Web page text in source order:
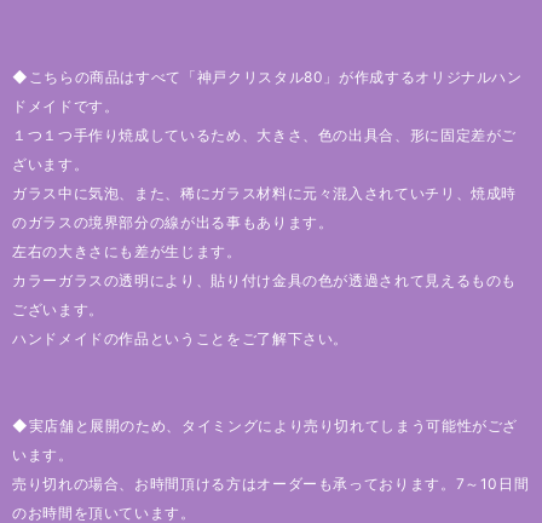
◆こちらの商品はすべて「神戸クリスタル80」が作成するオリジナルハン
ドメイドです。
１つ１つ手作り焼成しているため、大きさ、色の出具合、形に固定差がご
ざいます。
ガラス中に気泡、また、稀にガラス材料に元々混入されていチリ、焼成時
のガラスの境界部分の線が出る事もあります。
左右の大きさにも差が生じます。
カラーガラスの透明により、貼り付け金具の色が透過されて見えるものも
ございます。
ハンドメイドの作品ということをご了解下さい。
◆実店舗と展開のため、タイミングにより売り切れてしまう可能性がござ
います。
売り切れの場合、お時間頂ける方はオーダーも承っております。7～10日間
のお時間を頂いています。